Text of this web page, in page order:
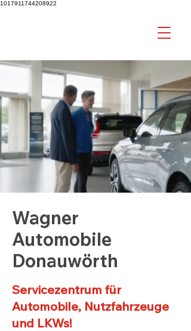
1017911744208922
Wagner
Automobile
Donauwörth
Servicezentrum für
Automobile, Nutzfahrzeuge
und LKWs!